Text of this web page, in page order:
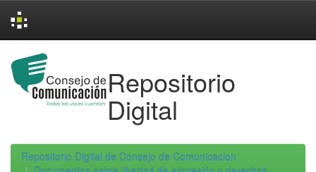
navigation
Repositorio
Digital
Repositorio Digital de Consejo de Comunicacion